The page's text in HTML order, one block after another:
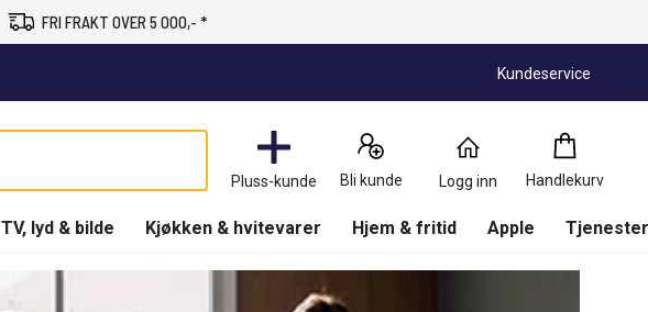
FRI FRAKT OVER 5 000,- *
Kundeservice
Pluss-kunde Bli kunde Logg inn Handlekurv
Handlekurv
0
Produkter
TV, lyd & bilde Kjøkken & hvitevarer Hjem & fritid Apple